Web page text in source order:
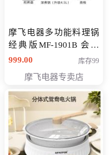
摩飞电器多功能料理锅
经典版MF-1901B 会员
专享价399元
999.00 库存99
摩飞电器专卖店